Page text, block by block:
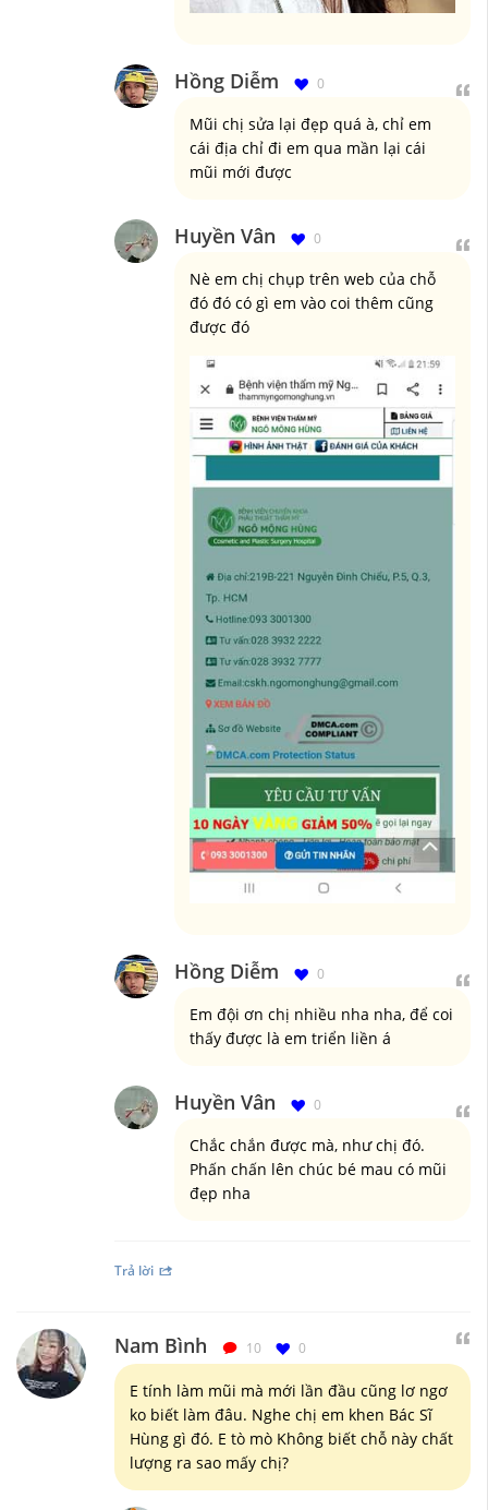
Hồng Diễm 0
Mũi chị sửa lại đẹp quá à, chỉ em
cái địa chỉ đi em qua mần lại cái
mũi mới được
Huyền Vân 0
Nè em chị chụp trên web của chỗ
đó đó có gì em vào coi thêm cũng
được đó
Hồng Diễm 0
Em đội ơn chị nhiều nha nha, để coi
thấy được là em triển liền á
Huyền Vân 0
Chắc chắn được mà, như chị đó.
Phấn chấn lên chúc bé mau có mũi
đẹp nha
Trả lời
Nam Bình 10 0
E tính làm mũi mà mới lần đầu cũng lơ ngơ
ko biết làm đâu. Nghe chị em khen Bác Sĩ
Hùng gì đó. E tò mò Không biết chỗ này chất
lượng ra sao mấy chị?